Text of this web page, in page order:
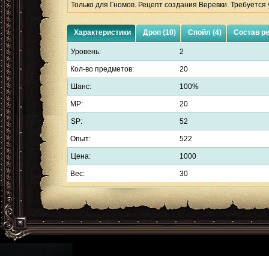
Только для Гномов. Рецепт создания Веревки.
Характеристики Дроп (10) Спойл (4) Состав
Уровень: 2
Кол-во предметов: 20
Шанс: 100%
MP: 20
SP: 52
Опыт: 522
Цена: 1000
Вес: 30